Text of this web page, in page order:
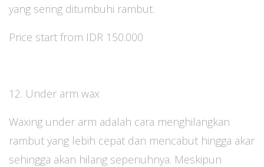
yang sering ditumbuhi rambut.
Price start from IDR 150.000
12. Under arm wax
Waxing under arm adalah cara menghilangkan
rambut yang lebih cepat dan mencabut hingga akar
sehingga akan hilang sepenuhnya. Meskipun